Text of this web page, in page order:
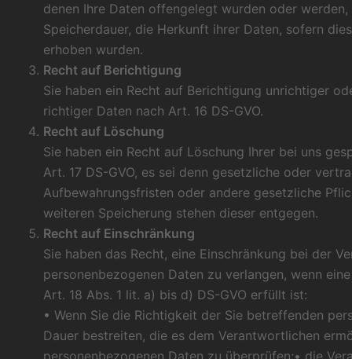
denen Ihre Daten offengelegt wurden oder
Speicherdauer, die Herkunft ihrer Daten, sofern
erhoben wurden.
Recht auf Berichtigung
Sie haben ein Recht auf Berichtigung unrichtiger
richtiger Daten nach Art. 16 DS-GVO.
Recht auf Löschung
Sie haben ein Recht auf Löschung Ihrer bei uns
Art. 17 DS-GVO, es sei denn gesetzliche oder
Aufbewahrungsfristen oder andere gesetzliche
weiteren Speicherung stehen dieser entgegen.
Recht auf Einschränkung
Sie haben das Recht, eine Einschränkung bei der
personenbezogenen Daten zu verlangen, wenn
Art. 18 Abs. 1 lit. a) bis d) DS-GVO erfüllt ist:
• Wenn Sie die Richtigkeit der Sie betreffenden
Dauer bestreiten, die es dem Verantwortlichen
personenbezogenen Daten zu überprüfen;• die